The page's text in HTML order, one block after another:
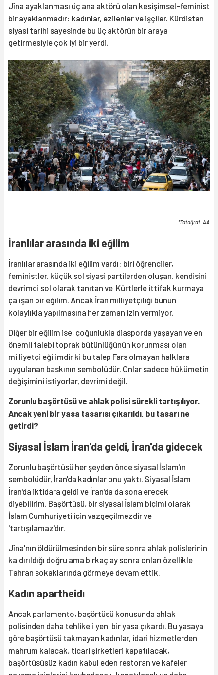
Jîna ayaklanması üç ana aktörü olan kesişimsel-feminist
bir ayaklanmadır: kadınlar, ezilenler ve işçiler. Kürdistan
siyasi tarihi sayesinde bu üç aktörün bir araya
getirmesiyle çok iyi bir yerdi.
*Fotoğraf: AA
İranlılar arasında iki eğilim
İranlılar arasında iki eğilim vardı: biri öğrenciler,
feministler, küçük sol siyasi partilerden oluşan, kendisini
devrimci sol olarak tanıtan ve Kürtlerle ittifak kurmaya
çalışan bir eğilim. Ancak İran milliyetçiliği bunun
kolaylıkla yapılmasına her zaman izin vermiyor.
Diğer bir eğilim ise, çoğunlukla diasporda yaşayan ve en
önemli talebi toprak bütünlüğünün korunması olan
milliyetçi eğilimdir ki bu talep Fars olmayan halklara
uygulanan baskının sembolüdür. Onlar sadece hükümetin
değişimini istiyorlar, devrimi değil.
Zorunlu başörtüsü ve ahlak polisi sürekli tartışılıyor.
Ancak yeni bir yasa tasarısı çıkarıldı, bu tasarı ne
getirdi?
Siyasal İslam İran'da geldi, İran'da gidecek
Zorunlu başörtüsü her şeyden önce siyasal İslam'ın
sembolüdür, İran'da kadınlar onu yaktı. Siyasal İslam
İran'da iktidara geldi ve İran'da da sona erecek
diyebilirim. Başörtüsü, bir siyasal İslam biçimi olarak
İslam Cumhuriyeti için vazgeçilmezdir ve
'tartışılamaz'dır.
Jîna'nın öldürülmesinden bir süre sonra ahlak polislerinin
kaldırıldığı doğru ama birkaç ay sonra onları özellikle
Tahran sokaklarında görmeye devam ettik.
Kadın apartheidı
Ancak parlamento, başörtüsü konusunda ahlak
polisinden daha tehlikeli yeni bir yasa çıkardı. Bu yasaya
göre başörtüsü takmayan kadınlar, idari hizmetlerden
mahrum kalacak, ticari şirketleri kapatılacak,
başörtüsüsüz kadın kabul eden restoran ve kafeler